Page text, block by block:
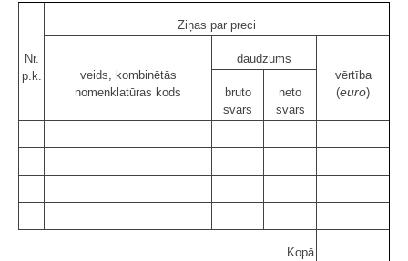
Nr.
p.k.
Ziņas par preci
veids, kombinētās
nomenklatūras kods
daudzums
vērtība
(euro)
bruto
svars
neto
svars
Kopā